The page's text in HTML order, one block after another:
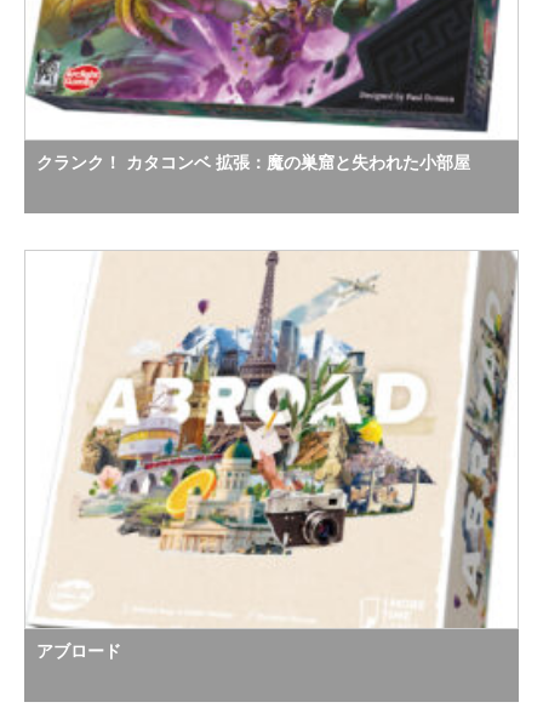
クランク！ カタコンベ 拡張：魔の巣窟と失われた小部屋
アブロード